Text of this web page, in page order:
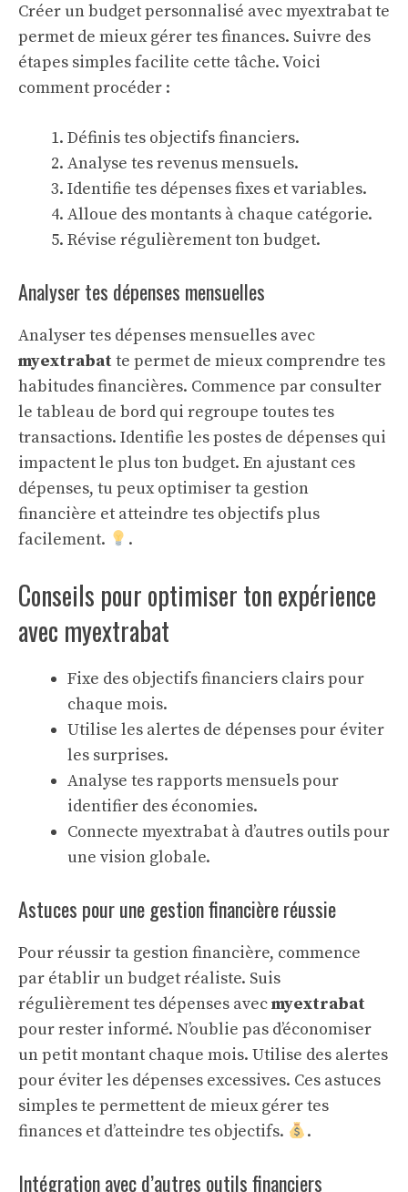
Créer un budget personnalisé avec myextrabat te
permet de mieux gérer tes finances. Suivre des
étapes simples facilite cette tâche. Voici
comment procéder :
Définis tes objectifs financiers.
Analyse tes revenus mensuels.
Identifie tes dépenses fixes et variables.
Alloue des montants à chaque catégorie.
Révise régulièrement ton budget.
Analyser tes dépenses mensuelles
Analyser tes dépenses mensuelles avec
myextrabat te permet de mieux comprendre tes
habitudes financières. Commence par consulter
le tableau de bord qui regroupe toutes tes
transactions. Identifie les postes de dépenses qui
impactent le plus ton budget. En ajustant ces
dépenses, tu peux optimiser ta gestion
financière et atteindre tes objectifs plus
facilement.
.
Conseils pour optimiser ton expérience
avec myextrabat
Fixe des objectifs financiers clairs pour
chaque mois.
Utilise les alertes de dépenses pour éviter
les surprises.
Analyse tes rapports mensuels pour
identifier des économies.
Connecte myextrabat à d’autres outils pour
une vision globale.
Astuces pour une gestion financière réussie
Pour réussir ta gestion financière, commence
par établir un budget réaliste. Suis
régulièrement tes dépenses avecmyextrabat
pour rester informé. N’oublie pas d’économiser
un petit montant chaque mois. Utilise des alertes
pour éviter les dépenses excessives. Ces astuces
simples te permettent de mieux gérer tes
finances et d’atteindre tes objectifs.
.
Intégration avec d’autres outils financiers